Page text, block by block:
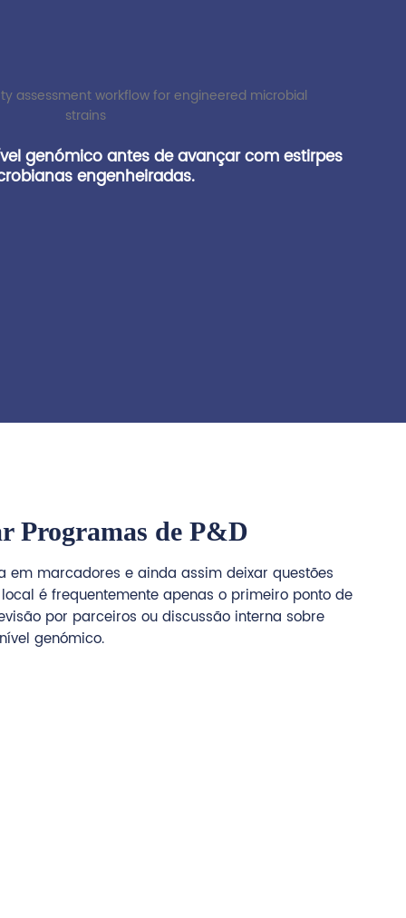
genómico antes de avançar com estirpes
engenheiradas.
Programas de P&D
em marcadores e ainda assim deixar questões
é frequentemente apenas o primeiro ponto de
por parceiros ou discussão interna sobre
genómico.